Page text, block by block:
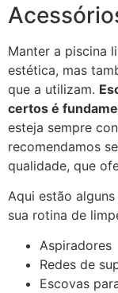
Manter a piscina
estética, mas
que a utilizam.
certos é
esteja sempre
recomendamos
qualidade, que
Aqui estão
sua rotina de
Aspiradores
Redes de
Escovas